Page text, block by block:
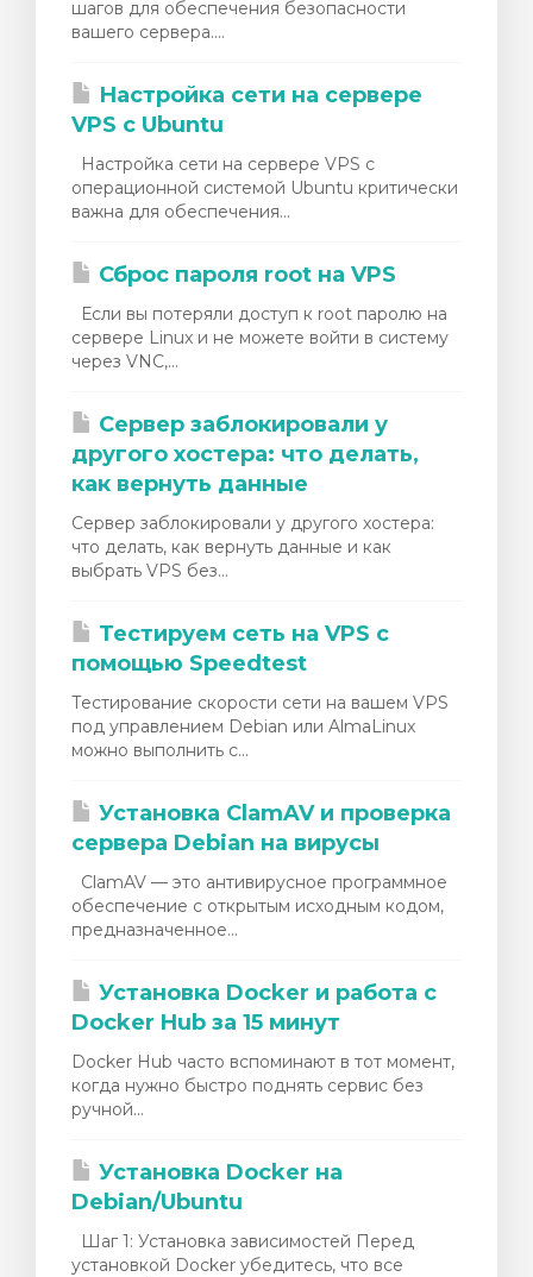
шагов для обеспечения безопасности
вашего сервера....
Настройка сети на сервере
VPS с Ubuntu
Настройка сети на сервере VPS с
операционной системой Ubuntu критически
важна для обеспечения...
Сброс пароля root на VPS
Если вы потеряли доступ к root паролю на
сервере Linux и не можете войти в систему
через VNC,...
Сервер заблокировали у
другого хостера: что делать,
как вернуть данные
Сервер заблокировали у другого хостера:
что делать, как вернуть данные и как
выбрать VPS без...
Тестируем сеть на VPS с
помощью Speedtest
Тестирование скорости сети на вашем VPS
под управлением Debian или AlmaLinux
можно выполнить с...
Установка ClamAV и проверка
сервера Debian на вирусы
ClamAV — это антивирусное программное
обеспечение с открытым исходным кодом,
предназначенное...
Установка Docker и работа с
Docker Hub за 15 минут
Docker Hub часто вспоминают в тот момент,
когда нужно быстро поднять сервис без
ручной...
Установка Docker на
Debian/Ubuntu
Шаг 1: Установка зависимостей Перед
установкой Docker убедитесь, что все